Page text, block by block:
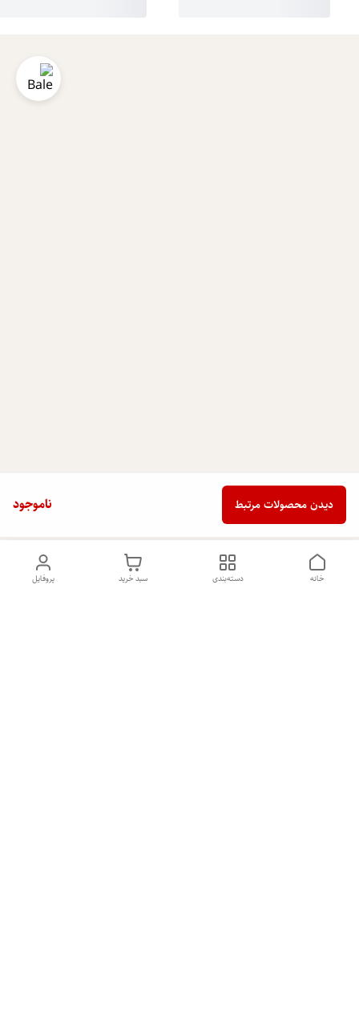
ناموجود دیدن محصولات مرتبط
پروفایل سبد خرید دسته‌بندی خانه